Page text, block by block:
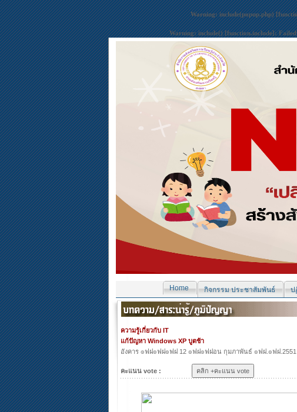
Warning: include(popup.php) [
Warning: include() [function.include]: Failed
Home กิจกรรม ประชาสัมพันธ์ ป
ความรู้เกี่ยวกับ IT
แก้ปัญหา Windows XP บูตช้า
อังคาร ๏ฟฝ๏ฟฝ๏ฟฝ 12 ๏ฟฝ๏ฟฝอน กุมภาพันธ์ ๏ฟฝ.๏ฟฝ.2551
คะแนน vote :